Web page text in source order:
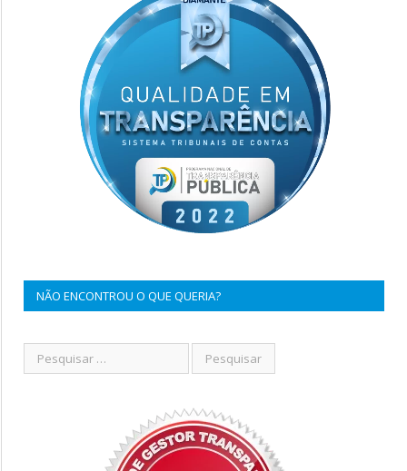
NÃO ENCONTROU O QUE QUERIA?